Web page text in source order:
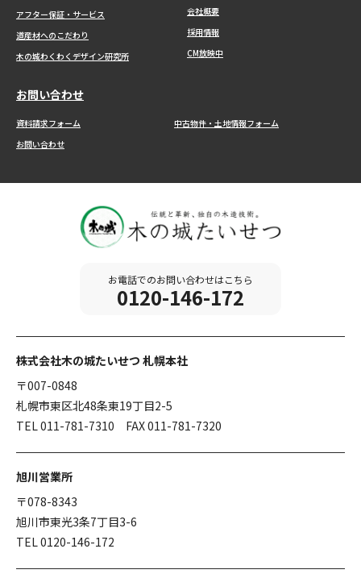
アフター保証・サービス
道産材へのこだわり
木の城わくわくデザイン研究所
会社概要
採用情報
CM放映中
お問い合わせ
資料請求フォーム
中古物件・土地情報フォーム
お問い合わせ
お電話でのお問い合わせはこちら
0120-146-172
株式会社木の城たいせつ 札幌本社
〒007-0848
札幌市東区北48条東19丁目2-5
TEL 011-781-7310 FAX 011-781-7320
旭川営業所
〒078-8343
旭川市東光3条7丁目3-6
TEL 0120-146-172